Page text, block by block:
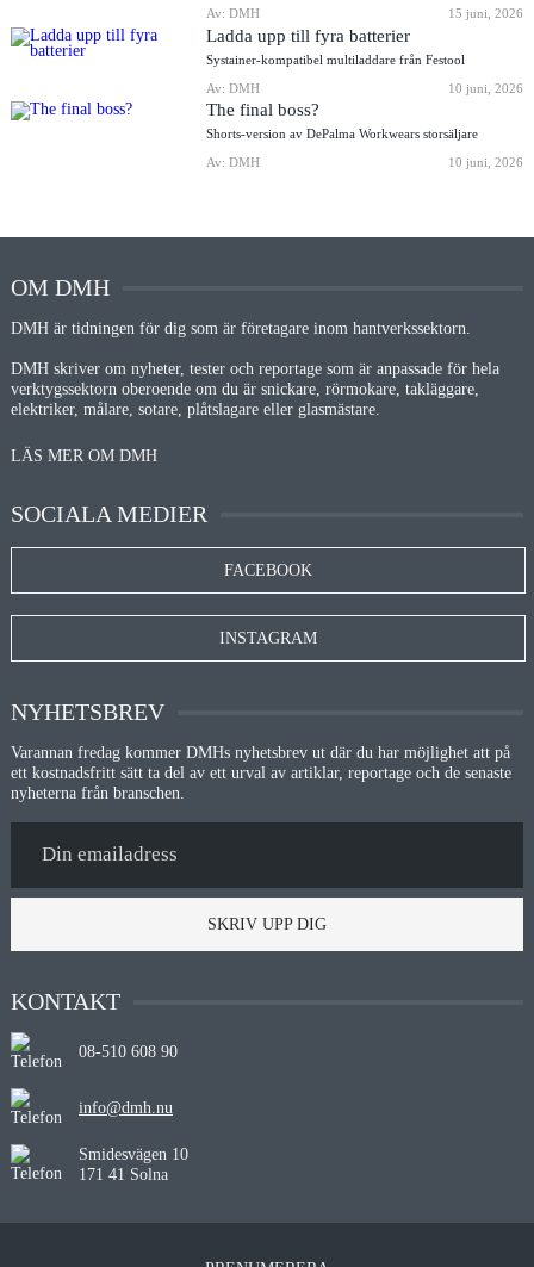
Av: DMH
15 juni, 2026
Ladda upp till fyra batterier
Systainer-kompatibel multiladdare från Festool
Av: DMH
10 juni, 2026
The final boss?
Shorts-version av DePalma Workwears storsäljare
Av: DMH
10 juni, 2026
OM DMH
DMH är tidningen för dig som är företagare inom hantverkssektorn.
DMH skriver om nyheter, tester och reportage som är anpassade för hela
verktygssektorn oberoende om du är snickare, rörmokare, takläggare,
elektriker, målare, sotare, plåtslagare eller glasmästare.
LÄS MER OM DMH
SOCIALA MEDIER
FACEBOOK
INSTAGRAM
NYHETSBREV
Varannan fredag kommer DMHs nyhetsbrev ut där du har möjlighet att på
ett kostnadsfritt sätt ta del av ett urval av artiklar, reportage och de senaste
nyheterna från branschen.
SKRIV UPP DIG
KONTAKT
08-510 608 90
info@dmh.nu
Smidesvägen 10
171 41 Solna